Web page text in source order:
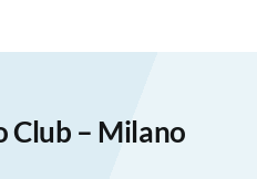
Club – Milano